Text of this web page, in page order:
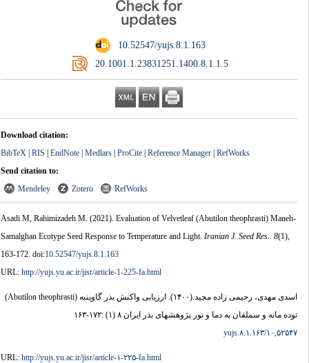
‎ 10.52547/yujs.8.1.163
‎ 20.1001.1.23831251.1400.8.1.1.5
Download citation:
BibTeX|RIS|EndNote|Medlars|ProCite|Reference Manager|RefWorks
Send citation to:
Mendeley
Zotero RefWorks
Asadi M, Rahimizadeh M.(2021).Evaluation of Velvetleaf (Abutilon theophrasti) Maneh-
Samalghan Ecotype Seed Response to Temperature and Light.Iranian J. Seed Res..8(1)
163-172. doi:10.52547/yujs.8.1.163
URL:http://yujs.yu.ac.ir/jisr/article-1-225-fa.html
اسدی مهدی، رحیمی زاده مجید.(۱۴۰۰).
ارزیابی واکنش بذر گاوپنبه (Abutilon theophrasti)
توده مانه و سملقان به دما و نور پژوهشهای بذر ایران ۸ (۱) :۱۷۲-۱۶۳
۱۰,۵۲۵۴۷/yujs.۸.۱.۱۶۳
URL:http://yujs.yu.ac.ir/jisr/article-۱-۲۲۵-fa.html